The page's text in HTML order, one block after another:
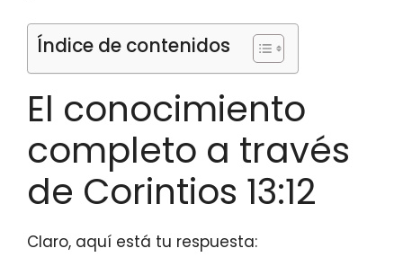
Índice de contenidos
El conocimiento
completo a través
de Corintios 13:12
Claro, aquí está tu respuesta: